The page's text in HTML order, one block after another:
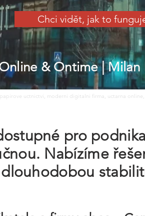
Chci vidět, jak to
& Ontime| Milan
uctnictvi, moderni digitalni firma, uctarna online,
pro
Nabízíme